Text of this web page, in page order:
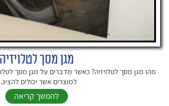
מגן מסך לטלויזיה
מהו מגן מסך לטלויזיה? כאשר מדברים על מגן מסך
למוצרים אשר יכולים
להמשך קריאה